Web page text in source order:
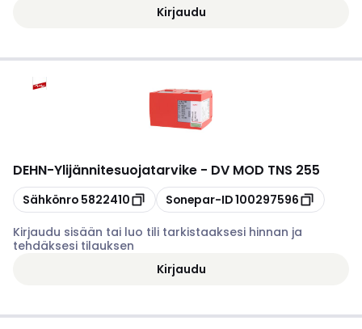
Kirjaudu
DEHN-Ylijännitesuojatarvike - DV MOD TNS 255
Kopioi
Sähkönro 5822410 Kopioi
Sonepar-ID100297596
Kirjaudu sisään tai luo tili tarkistaaksesi hinnan ja
tehdäksesi tilauksen
Kirjaudu